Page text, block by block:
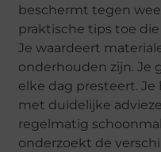
beschermt tegen
praktische tips toe
Je waardeert
onderhouden zijn. Je
elke dag presteert.
met duidelijke
regelmatig
onderzoekt de